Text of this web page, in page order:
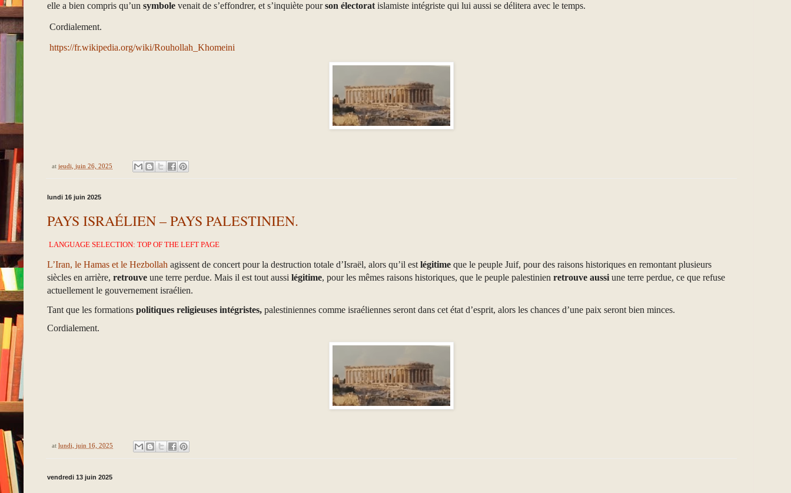
elle a bien compris qu’un symbole venait de s’effondrer, et s’inquiète pourson électorat islamiste intégriste qui lui aussi se délitera avec le temps.
Cordialement.
https://fr.wikipedia.org/wiki/Rouhollah_Khomeini
at jeudi, juin 26, 2025
lundi 16 juin 2025
PAYS ISRAÉLIEN – PAYS PALESTINIEN.
LANGUAGE SELECTION: TOP OF THE LEFT PAGE
L’Iran, le Hamas et le Hezbollah agissent de concert pour la destruction totale d’Israël, alors qu’il est légitime que le peuple Juif, pour des raisons historiques en remontant plusieurs
siècles en arrière, retrouve une terre perdue. Mais il est tout aussi légitime, pour les mêmes raisons historiques, que le peuple palestinien retrouve aussi une terre perdue, ce que refuse
actuellement le gouvernement israélien.
Tant que les formations politiques religieuses intégristes, palestiniennes comme israéliennes seront dans cet état d’esprit, alors les chances d’une paix seront bien minces.
Cordialement.
at lundi, juin 16, 2025
vendredi 13 juin 2025